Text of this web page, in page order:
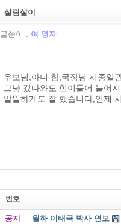
살림살이
글쓴이 : 여 영자
우보님,아니 참,국장님 시종일
그냥 갔다와도 힘이들어 늘어
알뜰하게도 잘 했습니다,언제
번호
공지 월하 이태극 박사 연보